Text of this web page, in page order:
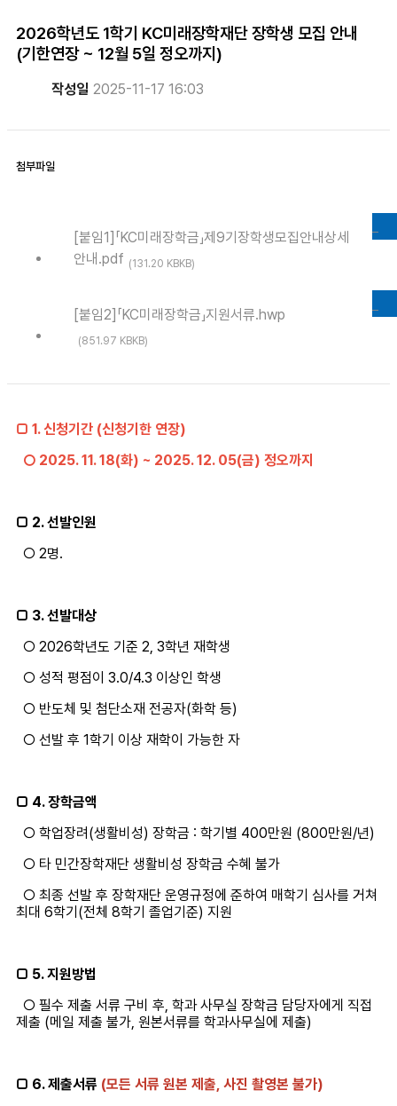
2026학년도 1학기 KC미래장학재단 장학생 모집 안내
(기한연장 ~ 12월 5일 정오까지)
작성일 2025-11-17 16:03
첨부파일
[붙임1]「KC미래장학금」제9기장학생모집안내상세
안내.pdf (131.20 KBKB)
[붙임2]「KC미래장학금」지원서류.hwp
(851.97 KBKB)
□ 1. 신청기간 (신청기한 연장)
○ 2025. 11. 18(화) ~ 2025. 12. 05(금) 정오까지
□ 2. 선발인원
○ 2명.
□ 3. 선발대상
○ 2026학년도 기준 2, 3학년 재학생
○ 성적 평점이 3.0/4.3 이상인 학생
○ 반도체 및 첨단소재 전공자(화학 등)
○ 선발 후 1학기 이상 재학이 가능한 자
□ 4. 장학금액
○ 학업장려(생활비성) 장학금 : 학기별 400만원 (800만원/년)
○ 타 민간장학재단 생활비성 장학금 수혜 불가
○ 최종 선발 후 장학재단 운영규정에 준하여 매학기 심사를 거쳐
최대 6학기(전체 8학기 졸업기준) 지원
□ 5. 지원방법
○ 필수 제출 서류 구비 후, 학과 사무실 장학금 담당자에게 직접
제출 (메일 제출 불가, 원본서류를 학과사무실에 제출)
□ 6. 제출서류 (모든 서류 원본 제출, 사진 촬영본 불가)